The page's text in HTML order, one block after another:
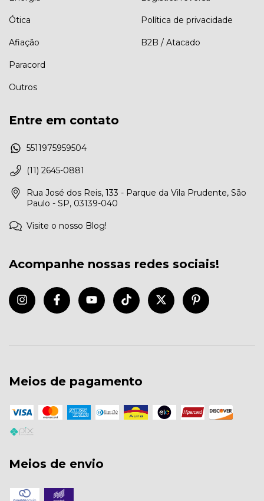
Ótica
Afiação
Paracord
Outros
Política de privacidade
B2B / Atacado
Entre em contato
5511975959504
(11) 2645-0881
Rua José dos Reis, 133 - Parque da Vila Prudente, São
Paulo - SP, 03139-040
Visite o nosso Blog!
Acompanhe nossas redes sociais!
Meios de pagamento
Meios de envio